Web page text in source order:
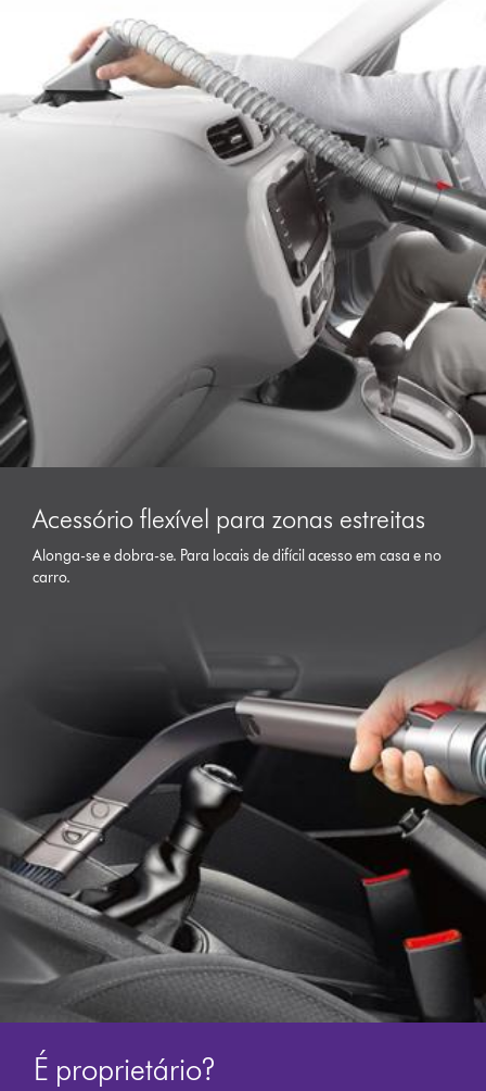
Acessório flexível para zonas estreitas
Alonga-se e dobra-se. Para locais de difícil acesso em casa e no
carro.
É proprietário?